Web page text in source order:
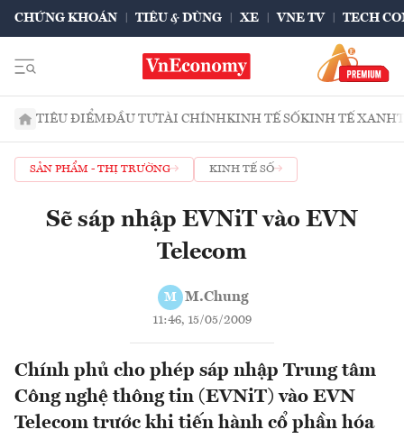
CHỨNG KHOÁN TIÊU & DÙNG XE VNE TV TECH
TIÊU ĐIỂMĐẦU TƯTÀI CHÍNHKINH TẾ SỐKINH TẾ XANH
SẢN PHẨM - THỊ TRƯỜNG KINH TẾ SỐ
Sẽ sáp nhập EVNiT vào EVN
Telecom
M M.Chung
11:46, 15/05/2009
Chính phủ cho phép sáp nhập Trung tâm
Công nghệ thông tin (EVNiT) vào EVN
Telecom trước khi tiến hành cổ phần hóa